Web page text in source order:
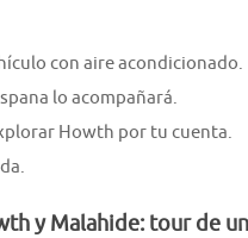
con aire acondicionado.
lo acompañará.
Howth por tu cuenta.
y Malahide: tour de